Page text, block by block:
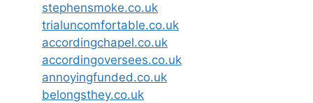
stephensmoke.co.uk
trialuncomfortable.co.uk
accordingchapel.co.uk
accordingoversees.co.uk
annoyingfunded.co.uk
belongsthey.co.uk